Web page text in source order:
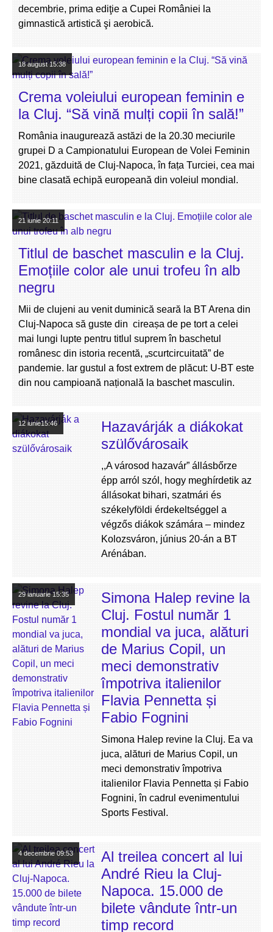
decembrie, prima ediţie a Cupei României la
gimnastică artistică şi aerobică.
18 august15:38
Crema voleiului european feminin e
la Cluj. “Să vină mulți copii în sală!”
România inaugurează astăzi de la 20.30 meciurile
grupei D a Campionatului European de Volei Feminin
2021, găzduită de Cluj-Napoca, în fața Turciei, cea mai
bine clasată echipă europeană din voleiul mondial.
21 iunie20:11
Titlul de baschet masculin e la Cluj.
Emoțiile color ale unui trofeu în alb
negru
Mii de clujeni au venit duminică seară la BT Arena din
Cluj-Napoca să guste din cireașa de pe tort a celei
mai lungi lupte pentru titlul suprem în baschetul
românesc din istoria recentă, „scurtcircuitată” de
pandemie. Iar gustul a fost extrem de plăcut: U-BT este
din nou campioană națională la baschet masculin.
12 iunie15:46
Hazavárják a diákokat
szülővárosaik
,,A városod hazavár” állásbőrze
épp arról szól, hogy meghírdetik az
állásokat bihari, szatmári és
székelyföldi érdekeltséggel a
végzős diákok számára – mindez
Kolozsváron, június 20-án a BT
Arénában.
29 ianuarie15:35
Simona Halep revine la
Cluj. Fostul număr 1
mondial va juca, alături
de Marius Copil, un
meci demonstrativ
împotriva italienilor
Flavia Pennetta și
Fabio Fognini
Simona Halep revine la Cluj. Ea va
juca, alături de Marius Copil, un
meci demonstrativ împotriva
italienilor Flavia Pennetta și Fabio
Fognini, în cadrul evenimentului
Sports Festival.
4 decembrie09:53
Al treilea concert al lui
André Rieu la Cluj-
Napoca. 15.000 de
bilete vândute într-un
timp record